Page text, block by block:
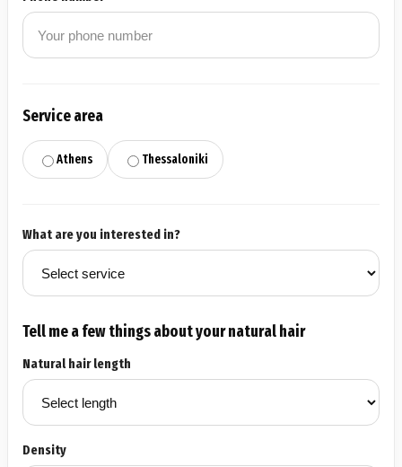
Service area
Athens Thessaloniki
What are you interested in?
Tell me a few things about your natural hair
Natural hair length
Density